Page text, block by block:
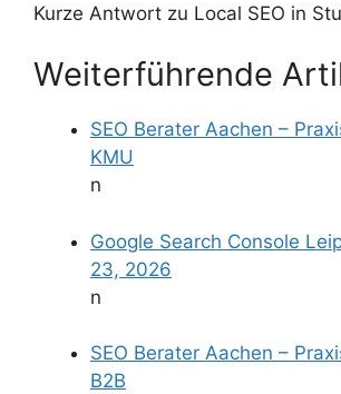
Kurze Antwort zu Local SEO in
Weiterführende
SEO Berater Aachen –
KMU
n
Google Search Console
23, 2026
n
SEO Berater Aachen –
B2B